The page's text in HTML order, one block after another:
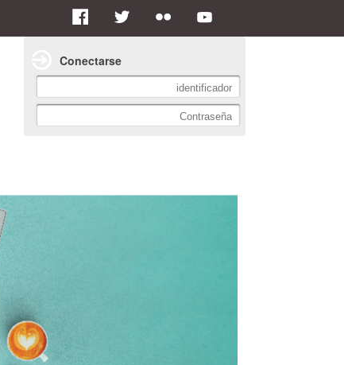
Conectarse